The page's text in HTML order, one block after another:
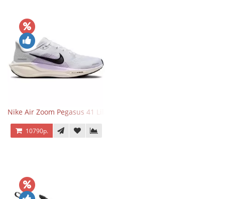
Nike Air Zoom Pegasus 41 Lilac Bloom
10790р.